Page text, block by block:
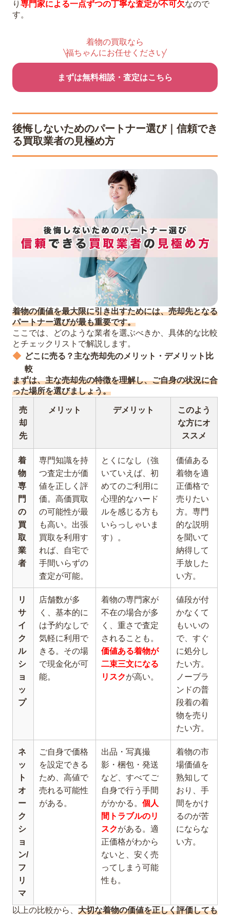
り 専門家による一点ずつの丁寧な査定が不可欠なので
す。
着物の買取なら
福ちゃんにお任せください
まずは無料相談・査定はこちら
後悔しないためのパートナー選び｜信頼でき
る買取業者の見極め方
着物の価値を最大限に引き出すためには、売却先となる
パートナー選びが最も重要です。
ここでは、どのような業者を選ぶべきか、具体的な比較
とチェックリストで解説します。
どこに売る？主な売却先のメリット・デメリット比
較
まずは、主な売却先の特徴を理解し、ご自身の状況に合
った場所を選びましょう。
売
却
先
メリット デメリット
このよう
な方にオ
ススメ
着
物
専
門
の
買
取
業
者
専門知識を持
つ査定士が価
値を正しく評
価。高価買取
の可能性が最
も高い。出張
買取を利用す
れば、自宅で
手間いらずの
査定が可能。
とくになし（強
いていえば、初
めてのご利用に
心理的なハード
ルを感じる方も
いらっしゃいま
す）。
価値ある
着物を適
正価格で
売りたい
方。専門
的な説明
を聞いて
納得して
手放した
い方。
リ
サ
イ
ク
ル
シ
ョ
ッ
プ
店舗数が多
く、基本的に
は予約なしで
気軽に利用で
きる。その場
で現金化が可
能。
着物の専門家が
不在の場合が多
く、重さで査定
されることも。
価値ある着物が
二束三文になる
リスクが高い。
値段が付
かなくて
もいいの
で、すぐ
に処分し
たい方。
ノーブラ
ンドの普
段着の着
物を売り
たい方。
ネ
ッ
ト
オ
ー
ク
シ
ョ
ン/
フ
リ
マ
ご自身で価格
を設定できる
ため、高値で
売れる可能性
がある。
出品・写真撮
影・梱包・発送
など、すべてご
自身で行う手間
がかかる。 個人
間トラブルのリ
スクがある。適
正価格がわから
ないと、安く売
ってしまう可能
性も。
着物の市
場価値を
熟知して
おり、手
間をかけ
るのが苦
にならな
い方。
以上の比較から、 大切な着物の価値を正しく評価しても